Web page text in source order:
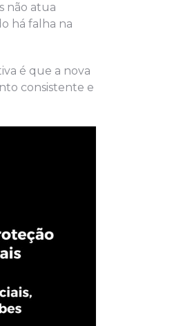
não atua
há falha na
é que a nova
consistente e